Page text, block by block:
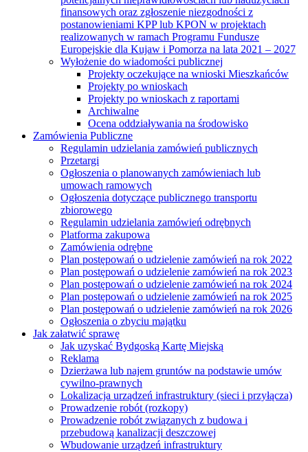
finansowych oraz zgłoszenie niezgodności z
postanowieniami KPP lub KPON w projektach
realizowanych w ramach Programu Fundusze
Europejskie dla Kujaw i Pomorza na lata 2021 – 2027
Wyłożenie do wiadomości publicznej
Projekty oczekujące na wnioski Mieszkańców
Projekty po wnioskach
Projekty po wnioskach z raportami
Archiwalne
Ocena oddziaływania na środowisko
Zamówienia Publiczne
Regulamin udzielania zamówień publicznych
Przetargi
Ogłoszenia o planowanych zamówieniach lub
umowach ramowych
Ogłoszenia dotyczące publicznego transportu
zbiorowego
Regulamin udzielania zamówień odrębnych
Platforma zakupowa
Zamówienia odrębne
Plan postępowań o udzielenie zamówień na rok 2022
Plan postępowań o udzielenie zamówień na rok 2023
Plan postępowań o udzielenie zamówień na rok 2024
Plan postępowań o udzielenie zamówień na rok 2025
Plan postępowań o udzielenie zamówień na rok 2026
Ogłoszenia o zbyciu majątku
Jak załatwić sprawę
Jak uzyskać Bydgoską Kartę Miejską
Reklama
Dzierżawa lub najem gruntów na podstawie umów
cywilno-prawnych
Lokalizacja urządzeń infrastruktury (sieci i przyłącza)
Prowadzenie robót (rozkopy)
Prowadzenie robót związanych z budowa i
przebudową kanalizacji deszczowej
Wbudowanie urządzeń infrastruktury